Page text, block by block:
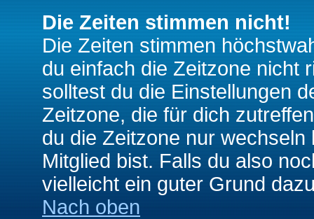
Die Zeiten stimmen nicht!
Die Zeiten stimmen
du einfach die Zeitzone nicht
solltest du die Einstellungen
Zeitzone, die für dich
du die Zeitzone nur
Mitglied bist. Falls du also
vielleicht ein guter Grund
Nach oben